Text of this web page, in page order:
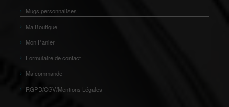
Mugs personnalises
Ma Boutique
Mon Panier
Formulaire de contact
Ma commande
RGPD/CGV/Mentions Légales